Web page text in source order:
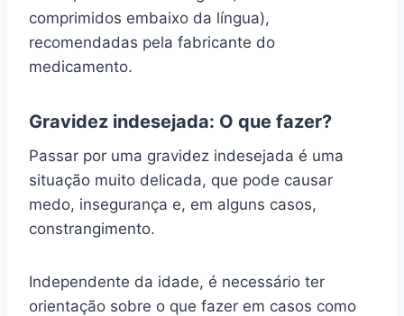
comprimidos embaixo da língua),
recomendadas pela fabricante do
medicamento.
Gravidez indesejada: O que fazer?
Passar por uma gravidez indesejada é uma
situação muito delicada, que pode causar
medo, insegurança e, em alguns casos,
constrangimento.
Independente da idade, é necessário ter
orientação sobre o que fazer em casos como